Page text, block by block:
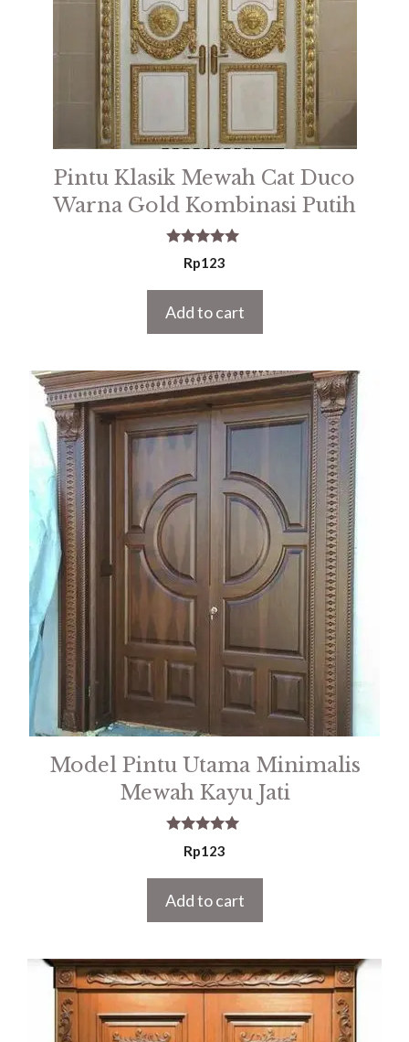
Pintu Klasik Mewah Cat Duco
Warna Gold Kombinasi Putih
5.00
out of 5
Rp123
Add to cart
Model Pintu Utama Minimalis
Mewah Kayu Jati
5.00
out of 5
Rp123
Add to cart